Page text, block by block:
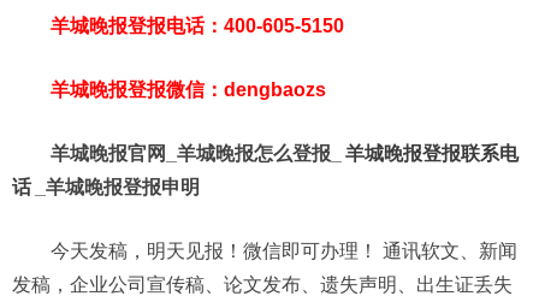
羊城晚报登报电话：400-605-5150
羊城晚报登报微信：dengbaozs
羊城晚报官网_羊城晚报怎么登报_
羊城晚报登报联系电
话
_羊城晚报登报申明
今天发稿，明天见报！微信即可办理！ 通讯软文、新闻
发稿，企业公司宣传稿、论文发布、遗失声明、出生证丢失